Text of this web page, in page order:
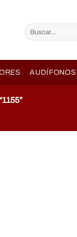
Buscar
por:
AUDÍFONOS